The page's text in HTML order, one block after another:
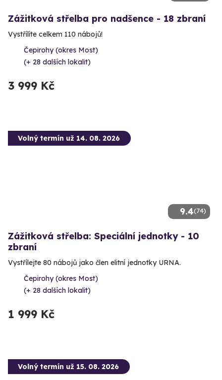
Zážitková střelba pro nadšence - 18 zbraní
Vystřílíte celkem 110 nábojů!
Čepirohy (okres Most)
(+ 28 dalších lokalit)
3 999 Kč
9.4(74)
Volný termín už 14. 08. 2026
Zážitková střelba: Speciální jednotky - 10
zbraní
Vystřílejte 80 nábojů jako člen elitní jednotky URNA.
Čepirohy (okres Most)
(+ 28 dalších lokalit)
1 999 Kč
Volný termín už 15. 08. 2026